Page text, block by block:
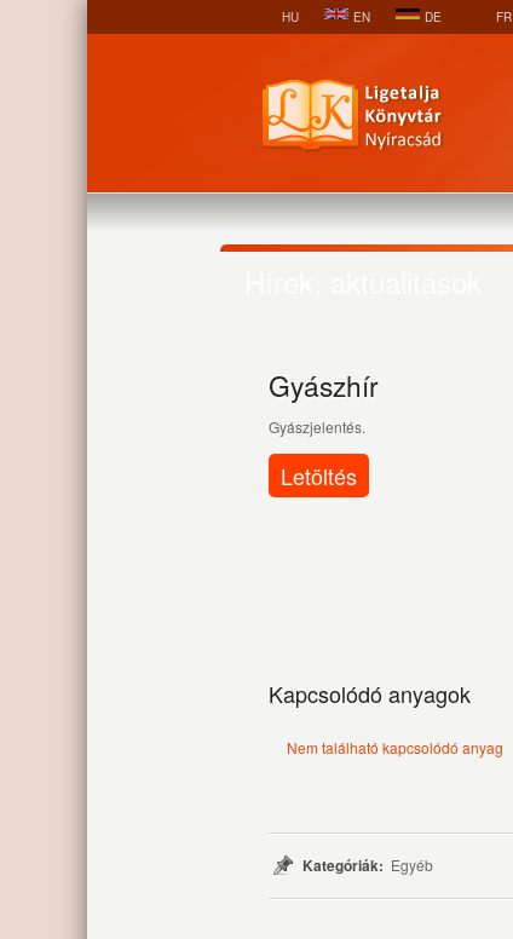
HU EN DE FR
Gyászhír
Gyászjelentés.
Letöltés
Kapcsolódó anyagok
Nem található kapcsolódó anyag
Kategóriák: Egyéb